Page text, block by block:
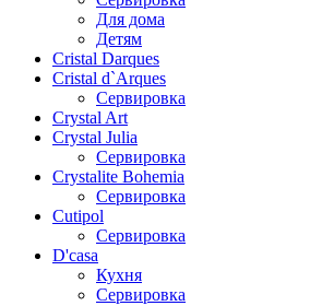
Для дома
Детям
Cristal Darques
Cristal d`Arques
Сервировка
Crystal Art
Crystal Julia
Сервировка
Crystalite Bohemia
Сервировка
Cutipol
Сервировка
D'casa
Кухня
Сервировка